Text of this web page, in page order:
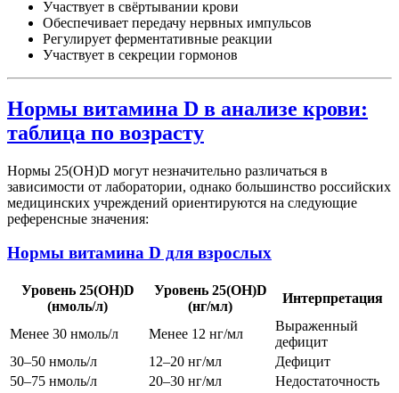
Участвует в свёртывании крови
Обеспечивает передачу нервных импульсов
Регулирует ферментативные реакции
Участвует в секреции гормонов
Нормы витамина D в анализе крови:
таблица по возрасту
Нормы 25(OH)D могут незначительно различаться в
зависимости от лаборатории, однако большинство российских
медицинских учреждений ориентируются на следующие
референсные значения:
Нормы витамина D для взрослых
Уровень 25(OH)D
(нмоль/л)
Уровень 25(OH)D
(нг/мл)
Интерпретация
Менее 30 нмоль/л Менее 12 нг/мл
Выраженный
дефицит
30–50 нмоль/л
12–20 нг/мл
Дефицит
50–75 нмоль/л
20–30 нг/мл Недостаточность